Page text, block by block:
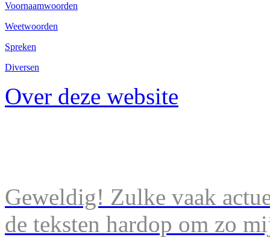
Voornaamwoorden
Weetwoorden
Spreken
Diversen
Over deze website
Geweldig! Zulke vaak
de teksten hardop om zo